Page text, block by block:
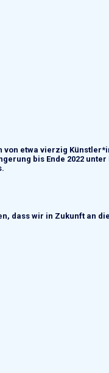
von etwa vierzig
bis Ende 2022
dass wir in Zukunft an